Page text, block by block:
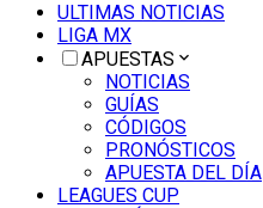
ULTIMAS NOTICIAS
LIGA MX
APUESTAS
NOTICIAS
GUÍAS
CÓDIGOS
PRONÓSTICOS
APUESTA DEL DÍA
LEAGUES CUP